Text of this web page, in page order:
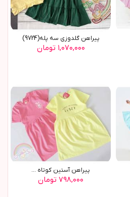
پیراهن گلدوزی سه پله(9724)
۱,۰۷۰,۰۰۰ تومان
پیراهن آستین کوتاه ...
۷۹۸,۰۰۰ تومان